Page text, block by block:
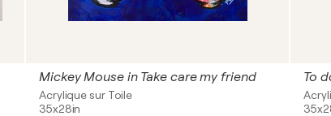
Mickey Mouse in Take care my friend
Acrylique sur Toile
35x28in
To